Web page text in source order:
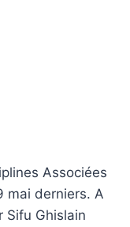
Associées
mai derniers. A
Sifu Ghislain